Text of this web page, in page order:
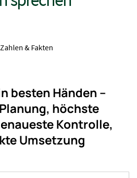
Zahlen & Fakten
besten Händen –
höchste
Kontrolle,
Umsetzung